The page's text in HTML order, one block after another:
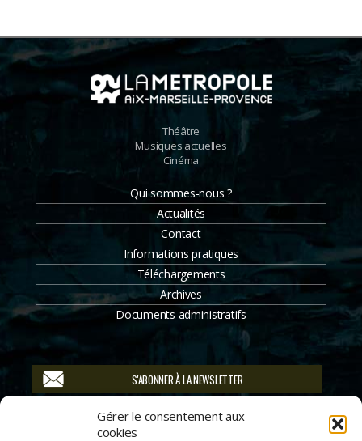
Gérer le consentement aux
cookies
Théâtre
Musiques actuelles
Cinéma
Qui sommes-nous ?
Actualités
Contact
Informations pratiques
Téléchargements
Archives
Documents administratifs
S'ABONNER À LA NEWSLETTER
Suivez-nous